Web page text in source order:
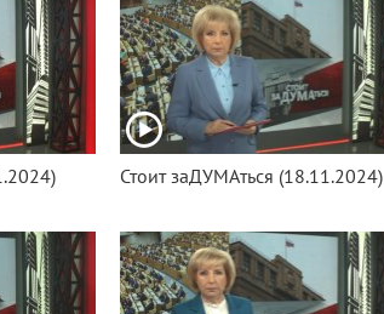
Стоит заДУМАться (18.11.2024)